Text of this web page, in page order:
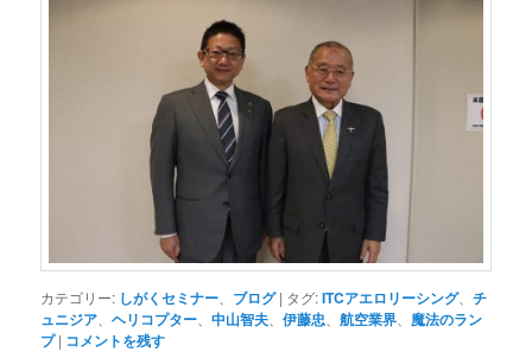
カテゴリー: しがくセミナー ブログ | タグ:ITCアエロリーシング、チ
ュニジア 、ヘリコプター 、中山智夫 、伊藤忠 、航空業界
魔法のラン
プ | コメントを残す